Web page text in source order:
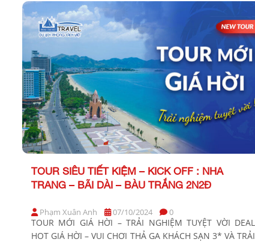
TOUR SIÊU TIẾT KIỆM – KICK OFF : NHA
TRANG – BÃI DÀI – BÀU TRẮNG 2N2Đ
Phạm Xuân Anh 07/10/2024 0
TOUR MỚI GIÁ HỜI – TRẢI NGHIỆM TUYỆT VỜI DEAL
HOT GIÁ HỜI – VUI CHƠI THẢ GA KHÁCH SẠN 3* VÀ TRẢI